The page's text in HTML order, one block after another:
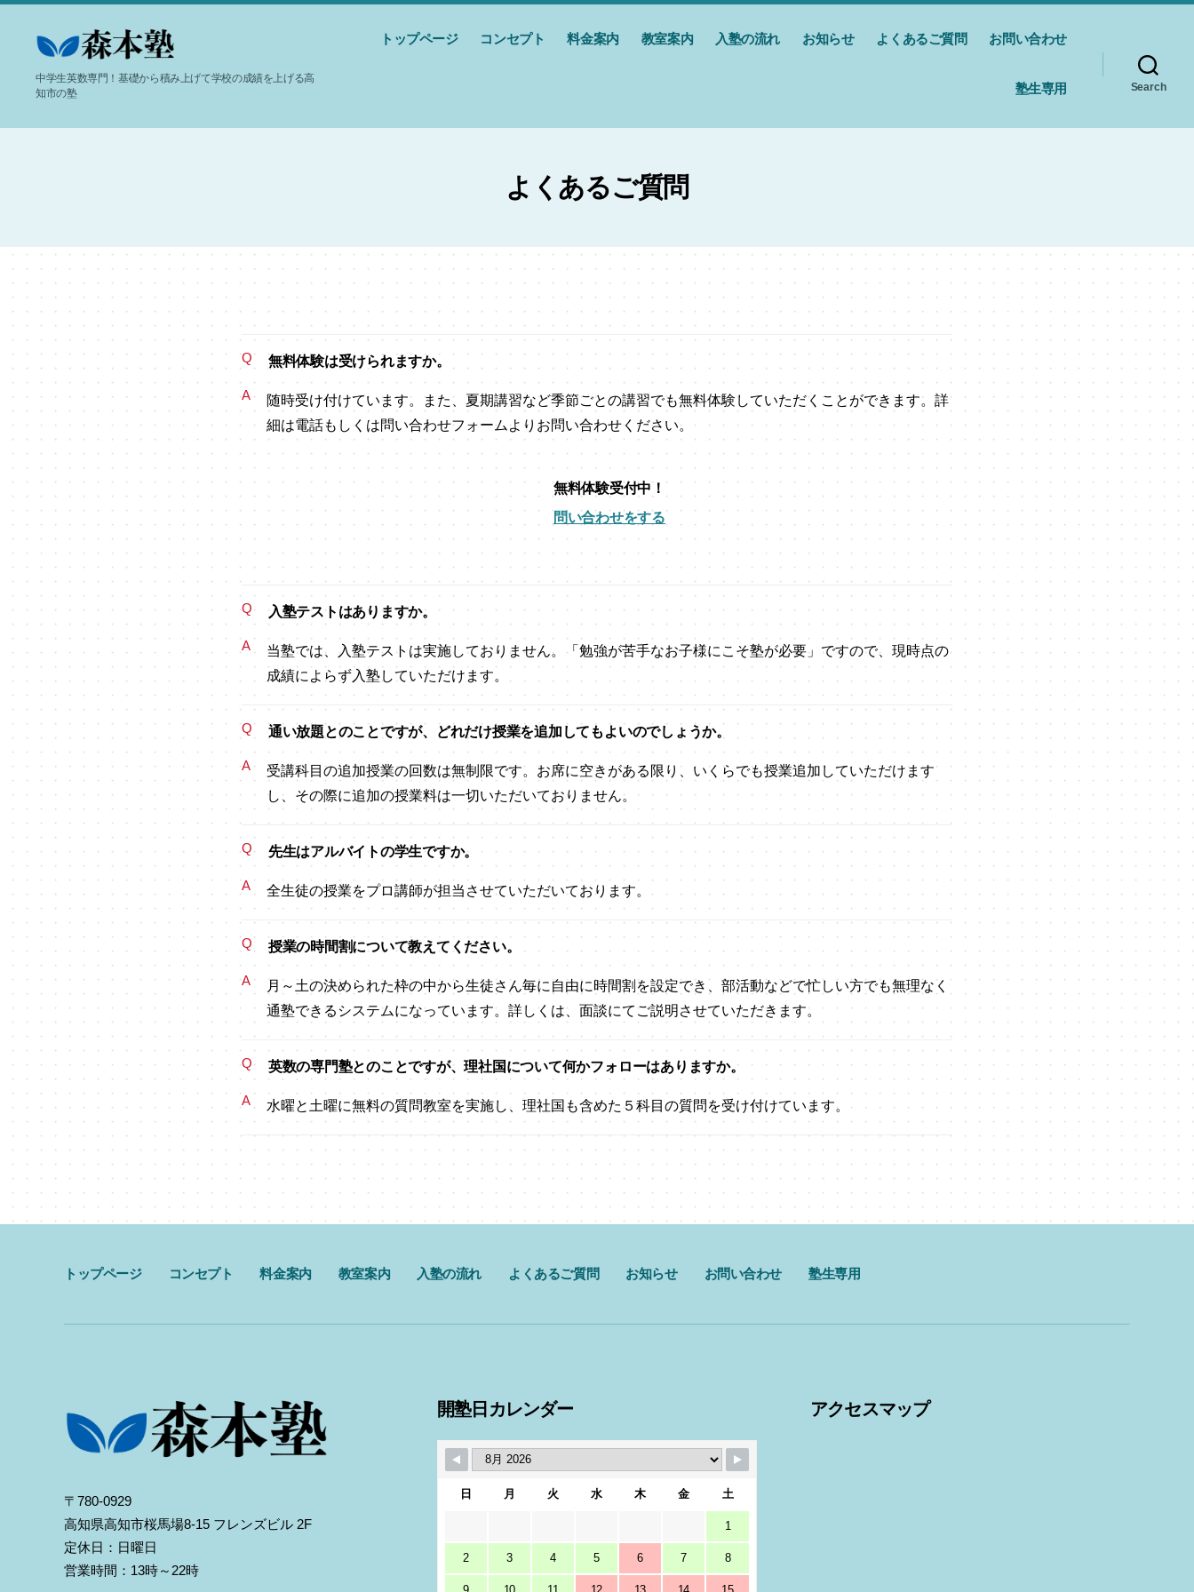
-
高
塾
中学生英数専門！基礎から積み上げて学校の成績を上げる高
知市の塾
トップページ コンセプト 料金案内 教室案内 入塾の流れ お知らせ よくあるご質問 お問い合わせ
塾生専用 Search
よくあるご質問
Q 無料体験は受けられますか。
A
随時受け付けています。また、夏期講習など季節ごとの講習でも無料体験していただくことができます。詳
細は電話もしくは問い合わせフォームよりお問い合わせください。
無料体験受付中！
問い合わせをする
Q 入塾テストはありますか。
A
当塾では、入塾テストは実施しておりません。「勉強が苦手なお子様にこそ塾が必要」ですので、現時点の
成績によらず入塾していただけます。
Q 通い放題とのことですが、どれだけ授業を追加してもよいのでしょうか。
A
受講科目の追加授業の回数は無制限です。お席に空きがある限り、いくらでも授業追加していただけます
し、その際に追加の授業料は一切いただいておりません。
Q 先生はアルバイトの学生ですか。
A 全生徒の授業をプロ講師が担当させていただいております。
Q 授業の時間割について教えてください。
A
月～土の決められた枠の中から生徒さん毎に自由に時間割を設定でき、部活動などで忙しい方でも無理なく
通塾できるシステムになっています。詳しくは、面談にてご説明させていただきます。
Q 英数の専門塾とのことですが、理社国について何かフォローはありますか。
A 水曜と土曜に無料の質問教室を実施し、理社国も含めた５科目の質問を受け付けています。
トップページ コンセプト 料金案内 教室案内 入塾の流れ よくあるご質問 お知らせ お問い合わせ 塾生専用
〒780-0929
高知県高知市桜馬場8-15 フレンズビル 2F
定休日：日曜日
営業時間：13時～22時
開塾日カレンダー
日 月 火 水 木 金 土
1
2 3 4 5 6 7 8
アクセスマップ